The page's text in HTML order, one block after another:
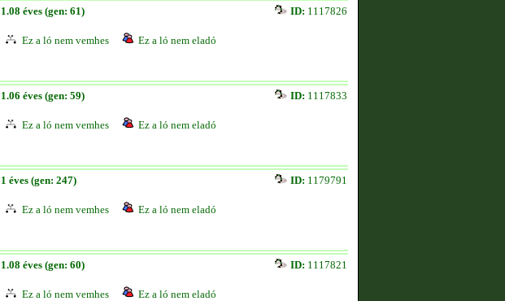
1.08 éves (gen: 61) ID: 1117826
Ez a ló nem vemhes Ez a ló nem eladó
1.06 éves (gen: 59) ID: 1117833
Ez a ló nem vemhes Ez a ló nem eladó
1 éves (gen: 247) ID: 1179791
Ez a ló nem vemhes Ez a ló nem eladó
1.08 éves (gen: 60) ID: 1117821
Ez a ló nem vemhes Ez a ló nem eladó